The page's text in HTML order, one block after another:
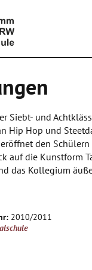
Siebt- und
Hip Hop und
den Schülern
auf die Kunstform
das Kollegium
da dies
ist bewusst
und Ausgänge
schwierige oder
Er lässt das
2010/2011